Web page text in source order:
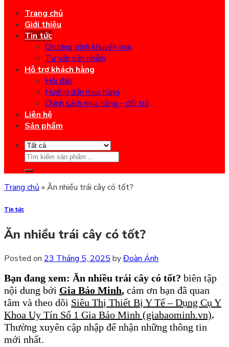
Trang chủ
Giới thiệu
Tin tức
Chương trình khuyến mại
Tư vấn sản phẩm
Hỗ trợ khách hàng
Hỏi đáp
Hướng dẫn mua hàng
Chính sách mua hàng – đổi trả
Liên hệ
Sản phẩm
Search
for:
Trang chủ » Ăn nhiều trái cây có tốt?
Tin tức
Ăn nhiều trái cây có tốt?
Posted on 23 Tháng 5, 2025 byĐoàn Ánh
Bạn đang xem: Ăn nhiều trái cây có tốt? biên tập
nội dung bởi Gia Bảo Minh, cảm ơn bạn đã quan
tâm và theo dõi Siêu Thị Thiết Bị Y Tế – Dụng Cụ Y
Khoa Uy Tín Số 1 Gia Bảo Minh (giabaominh.vn).
Thường xuyên cập nhập để nhận những thông tin
mới nhất.